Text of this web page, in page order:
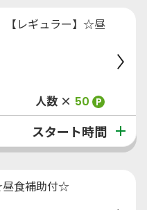
【レギュラー】☆昼
人数 × 50 P
スタート時間
昼食補助付☆